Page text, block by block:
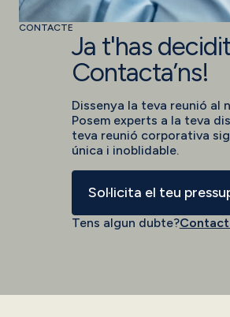
CONTACTE
Ja t'has
Contacta’ns!
Dissenya la teva reunió al
Posem experts a la teva
teva reunió corporativa
única i inoblidable.
Sol·licita el teu
Tens algun dubte?